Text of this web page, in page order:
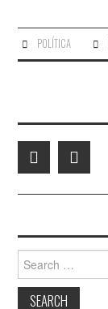
POLÍTICA
Search
for: